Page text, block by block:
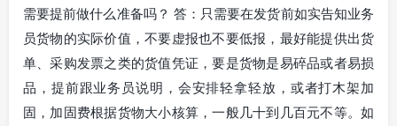
需要提前做什么准备吗？ 答：只需要在发货前如实告知业务
员货物的实际价值，不要虚报也不要低报，最好能提供出货
单、采购发票之类的货值凭证，要是货物是易碎品或者易损
品，提前跟业务员说明，会安排轻拿轻放，或者打木架加
固，加固费根据货物大小核算，一般几十到几百元不等。如